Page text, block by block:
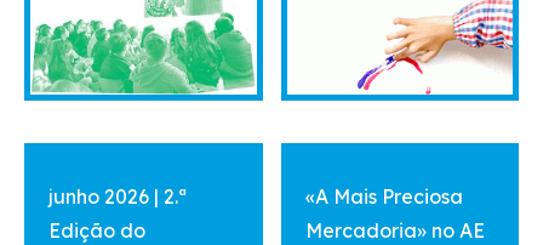
junho 2026 | 2.ª
Edição do
«A Mais Preciosa
Mercadoria» no AE